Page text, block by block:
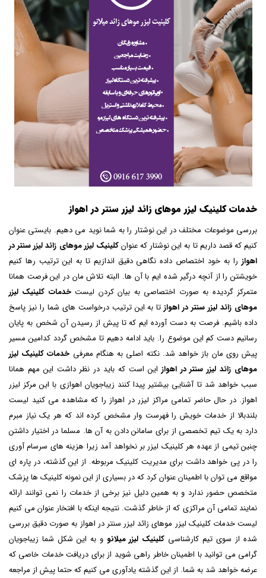
خدمات کلینیک لیزر موهای زائد لیزر سنتر در اهواز
بررسی موضوعات مختلف در این نوشتار را به شما نوید می دهیم. بایستی عنوان
کنیم که قصد داریم تا به این نوشتار که عنوانکلینیک لیزر موهای زائد لیزر سنتر در
اهواز را به خود اختصاص داده نگاهی دقیق اندازیم تا به این ترتیب رها کنیم
خویشتن را از آنچه درگیر شده ایم با آن ها. البته تلاش مان در این فرصت همانا
متمرکز گردیده به صورت اختصاصی به بیان کردن لیستخدمات کلینیک لیزر
موهای زائد لیزر سنتر در اهوازتا به این ترتیب درخواست های شما را نیز پاسخ
داده باشیم. فرصت به دست آورده ایم که تا پیش از رسیدن آن شخص به پایان
رسانیم دست کم این موضوع را. باید ادامه دهیم تا مشخص گردد کدامین مسیر
پیش روی مان باز خواهد شد. نکته اصلی به هنگام معرفی خدمات کلینیک لیزر
موهای زائد لیزر سنتر در اهواز این است که باید در نظر داشت این مهم همانا
سبب خواهد شد تا آشنایی بیشتیر پیدا کنند زیباجویان اهوازی با این مرکز لیزر
اهواز. در حال حاضر تمامی مراکز لیزر در اهواز را که مشاهده می کنید لیست
بلندبالا از خدمات خویش را فهرست وار مشخص کرده اند که هر یک نیاز مبرم
دارد به یک تیم تخصصی از برای سامانن دادن به آن ها. مسلما در اختیار داشتن
چنین تیمی از عهده هر کلینیک لیزر بر نخواهد آمد زیرا هزینه های سرسام آوری
را در پی خواهد داشت برای مدیریت کلینیک مربوطه. از این گذشته، در پاره ای
مواقع می توان با اطمینان عنوان کرد که در بسیاری از این نمونه کلینیک ها پزشک
متخصص حضور ندارد و به همین دلیل نیز برخی از خدمات را نمی توانند ارائه
نمایند تمامی آن مراکزی که از خاطر گذشت. نتیجه اینکه با افتخار عنوان می کنیم
لیست خدمات کلینیک لیزر موهای زائد لیزر سنتر در اهواز به صورت دقیق بررسی
شده از سوی تیم کارشناسی کلینیک لیزر میلانو و به این شکل شما زیباجویان
گرامی می توانید با اطمینان خاطر راهی شوید از برای دریافت خدمات خاصی که
عرضه خواهد شد به شما. از این گذشته یادآوری می کنیم که حتما پیش از مراجعه